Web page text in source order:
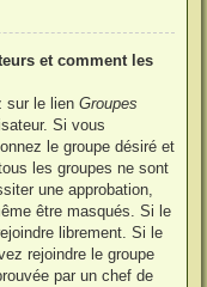
et comment les
sur le lien Groupes
Si vous
le groupe désiré et
les groupes ne sont
une approbation,
être masqués. Si le
librement. Si le
rejoindre le groupe
par un chef de